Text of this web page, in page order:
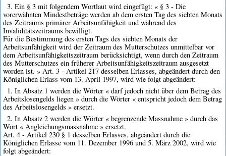
3. Ein § 3 mit folgendem Wortlaut wird eingefügt: « § 3 - Die
vorerwähnten Mindestbeträge werden ab dem ersten Tag des siebten Monats
des Zeitraums primärer Arbeitsunfähigkeit und während des
Invaliditätszeitraums bewilligt.
Für die Bestimmung des ersten Tags des siebten Monats der
Arbeitsunfähigkeit wird der Zeitraum des Mutterschutzes unmittelbar vor
dem Arbeitsunfähigkeitszeitraum berücksichtigt, wenn durch den Zeitraum
des Mutterschutzes ein früherer Arbeitsunfähigkeitszeitraum ausgesetzt
worden ist. » Art. 3 - Artikel 217 desselben Erlasses, abgeändert durch den
Königlichen Erlass vom 13. April 1997, wird wie folgt abgeändert:
1. In Absatz 1 werden die Wörter « darf jedoch nicht über dem Betrag des
Arbeitslosengelds liegen » durch die Wörter « entspricht jedoch dem Betrag
des Arbeitslosengelds » ersetzt.
2. In Absatz 2 werden die Wörter « begrenzende Massnahme » durch das
Wort « Angleichungsmassnahme » ersetzt.
Art. 4 - Artikel 230 § 1 desselben Erlasses, abgeändert durch die
Königlichen Erlasse vom 11. Dezember 1996 und 5. März 2002, wird wie
folgt abgeändert: